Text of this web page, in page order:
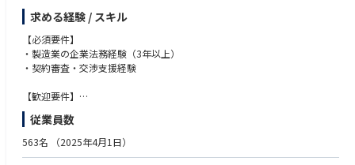
【具体的な業務内容】
1. 契約関連業務
契約書の作成・審査・交渉支援
契約管理体制の構築と運用
2. 会社法・商法関連対応
登記・会社法関連手続きの管理
社内コンプライアンス体制の整備
社員向け研修の企画・実施
インシデント対応・リスク分析
求める経験 / スキル
【必須要件】
・製造業の企業法務経験（3年以上）
・契約審査・交渉支援経験
【歓迎要件】
・カーブアウト・事業再編に関わった経験
・コンプライアンス体制の運用経験
・英語力（契約書読解・メール対応レベル）
従業員数
563名 （2025年4月1日）